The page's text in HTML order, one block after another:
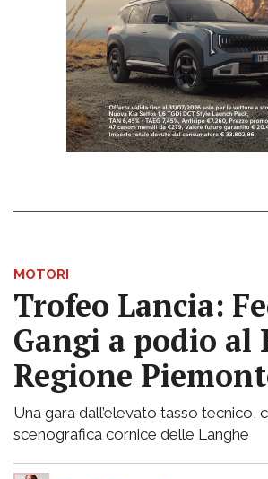
MOTORI
Trofeo Lancia:
Gangi a podio al
Regione
Una gara dall’elevato tasso tecnico,
scenografica cornice delle Langhe